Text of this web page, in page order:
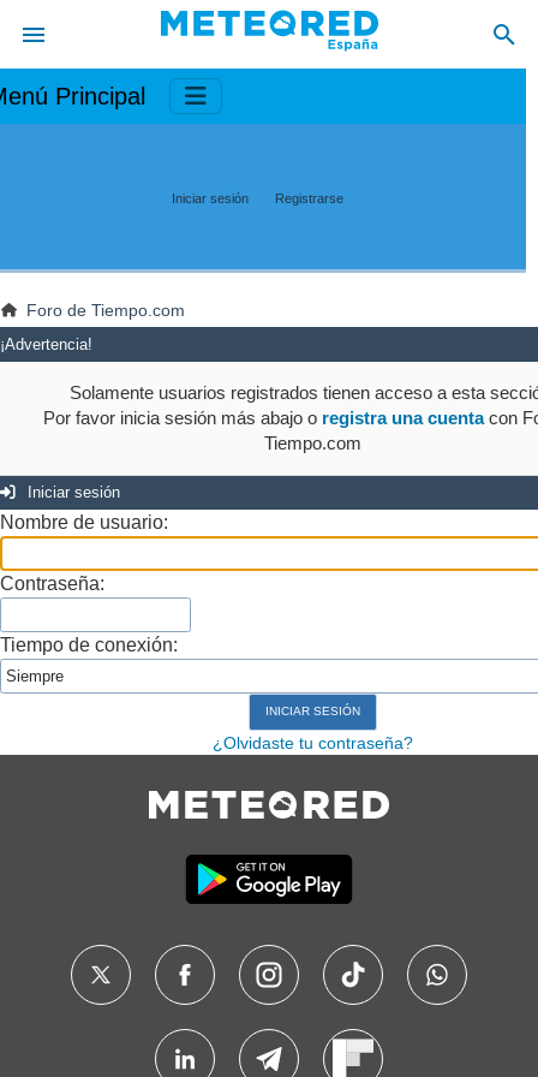
Principal
Iniciar sesión Registrarse
Foro de Tiempo.com
¡Advertencia!
Solamente usuarios registrados tienen acceso a esta
Por favor inicia sesión más abajo o registra una cuentacon
Tiempo.com
Iniciar sesión
Nombre de usuario:
Contraseña:
Tiempo de conexión:
¿Olvidaste tu contraseña?